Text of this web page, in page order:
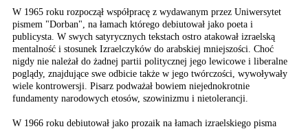
W 1965 roku rozpoczął współpracę z wydawanym przez Uniwersytet
pismem "Dorban", na łamach którego debiutował jako poeta i
publicysta. W swych satyrycznych tekstach ostro atakował izraelską
mentalność i stosunek Izraelczyków do arabskiej mniejszości. Choć
nigdy nie należał do żadnej partii politycznej jego lewicowe i liberalne
poglądy, znajdujące swe odbicie także w jego twórczości, wywoływały
wiele kontrowersji. Pisarz podważał bowiem niejednokrotnie
fundamenty narodowych etosów, szowinizmu i nietolerancji.
W 1966 roku debiutował jako prozaik na łamach izraelskiego pisma